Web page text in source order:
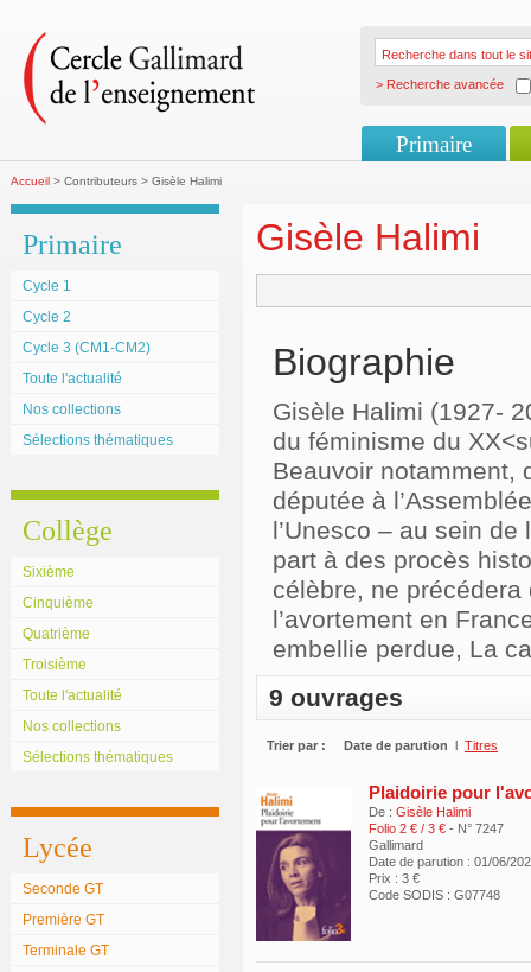
> Recherche avancée
Primaire
Accueil > Contributeurs > Gisèle Halimi
Primaire
Cycle 1
Cycle 2
Cycle 3 (CM1-CM2)
Toute l'actualité
Nos collections
Sélections thématiques
Collège
Sixième
Cinquième
Quatrième
Troisième
Toute l'actualité
Nos collections
Sélections thématiques
Lycée
Seconde GT
Première GT
Terminale GT
Gisèle Halimi
Biographie
Gisèle Halimi (1927-
du féminisme du
Beauvoir notamment,
députée à
l’Unesco – au sein
part à des procès
célèbre, ne
l’avortement en
embellie perdue, La
9 ouvrages
Trier par : Date de parution l Titres
Plaidoirie pour
De : Gisèle Halimi
Folio 2 € / 3 € - N° 7247
Gallimard
Date de parution : 01/06/
Prix : 3 €
Code SODIS : G07748